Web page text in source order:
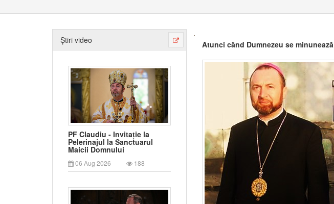
Știri video
PF Claudiu - Invitație la
Pelerinajul la Sanctuarul
Maicii Domnului
06 Aug 2026 188
Atunci când Dumnezeu se minunează